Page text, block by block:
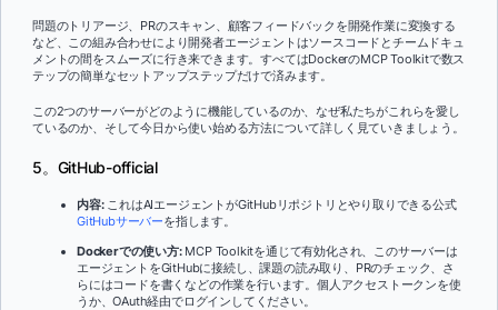
問題のトリアージ、PRのスキャン、顧客フィードバックを開発作業に変換する
など、この組み合わせにより開発者エージェントはソースコードとチームドキュ
メントの間をスムーズに行き来できます。すべてはDockerのMCP Toolkitで数ス
テップの簡単なセットアップステップだけで済みます。
この2つのサーバーがどのように機能しているのか、なぜ私たちがこれらを愛し
ているのか、そして今日から使い始める方法について詳しく見ていきましょう。
5。GitHub-official
内容:これはAIエージェントがGitHubリポジトリとやり取りできる公式
GitHubサーバーを指します。
Dockerでの使い方:MCP Toolkitを通じて有効化され、このサーバーは
エージェントをGitHubに接続し、課題の読み取り、PRのチェック、さ
らにはコードを書くなどの作業を行います。個人アクセストークンを使
うか、OAuth経由でログインしてください。